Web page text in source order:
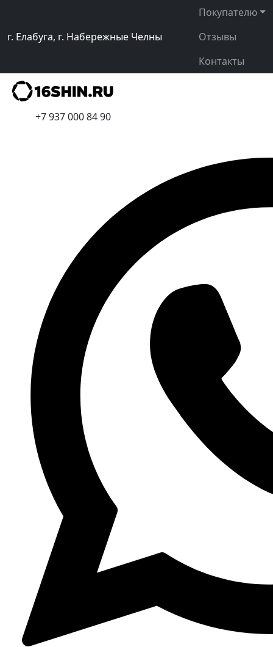
г. Елабуга, г. Набережные Челны
Покупателю
Отзывы
Контакты
+7 937 000 84 90